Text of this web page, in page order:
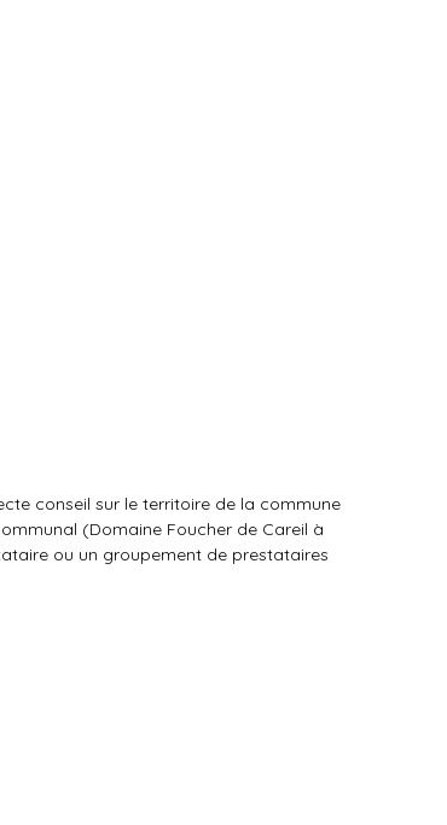
conseil sur le territoire de la commune
(Domaine Foucher de Careil à
ou un groupement de prestataires